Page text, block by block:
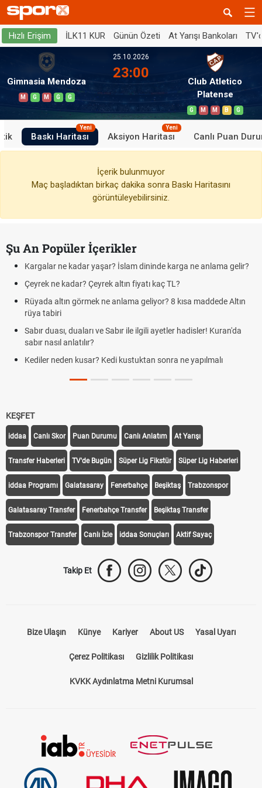
Hızlı Erişim İLK11 KUR Günün Özeti At Yarışı Bankoları
Gimnasia Mendoza
M G M G G
25.10.2026
23:00
Club Atletico
Platense
G M M B G
Baskı Haritası
Yeni
Aksiyon Haritası
Yeni
Canlı Puan
İçerik bulunmuyor
Maç başladıktan birkaç dakika sonra Baskı Haritasını
görüntüleyebilirsiniz.
Şu An Popüler İçerikler
Kargalar ne kadar yaşar? İslam dininde karga ne anlama gelir?
Çeyrek ne kadar? Çeyrek altın fiyatı kaç TL?
Rüyada altın görmek ne anlama geliyor? 8 kısa maddede Altın
rüya tabiri
Sabır duası, duaları ve Sabır ile ilgili ayetler hadisler! Kuran'da
sabır nasıl anlatılır?
Kediler neden kusar? Kedi kustuktan sonra ne yapılmalı
KEŞFET
iddaa Canlı Skor Puan Durumu Canlı Anlatım At Yarışı
Transfer Haberleri TV'de Bugün Süper Lig Fikstür Süper Lig Haberleri
iddaa Programı Galatasaray Fenerbahçe Beşiktaş Trabzonspor
Galatasaray Transfer Fenerbahçe Transfer Beşiktaş Transfer
Trabzonspor Transfer Canlı İzle iddaa Sonuçları Aktif Sayaç
Takip Et
Bize Ulaşın Künye Kariyer About US Yasal Uyarı
Çerez Politikası Gizlilik Politikası
KVKK Aydınlatma Metni Kurumsal